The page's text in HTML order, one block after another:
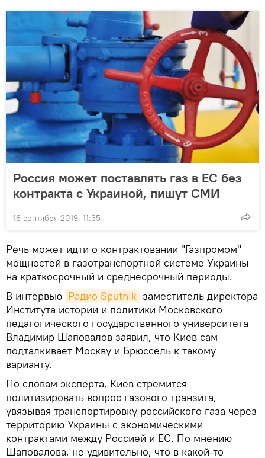
Россия может поставлять газ в ЕС без
контракта с Украиной, пишут СМИ
16 сентября 2019, 11:35
Речь может идти о контрактовании "Газпромом"
мощностей в газотранспортной системе Украины
на краткосрочный и среднесрочный периоды.
В интервью Радио Sputnik заместитель директора
Института истории и политики Московского
педагогического государственного университета
Владимир Шаповалов заявил, что Киев сам
подталкивает Москву и Брюссель к такому
варианту.
По словам эксперта, Киев стремится
политизировать вопрос газового транзита,
увязывая транспортировку российского газа через
территорию Украины с экономическими
контрактами между Россией и ЕС. По мнению
Шаповалова, не удивительно, что в какой-то